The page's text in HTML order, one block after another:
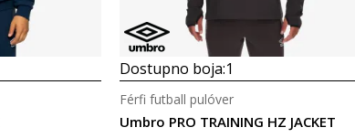
Dostupno boja:1
Umbro PRO TRAINING HZ JACKET
Férfi futball pulóver